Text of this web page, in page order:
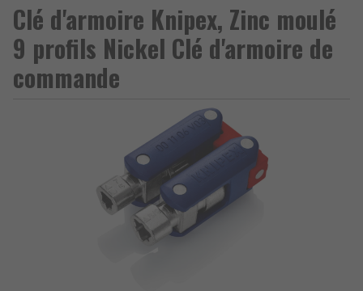
Clé d'armoire Knipex, Zinc moulé
9 profils Nickel Clé d'armoire de
commande